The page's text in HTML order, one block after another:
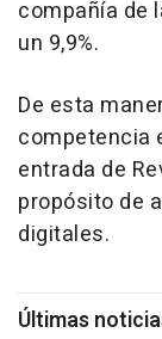
compañía de
un 9,9%.
De esta
competencia
entrada de
propósito de
digitales.
Últimas